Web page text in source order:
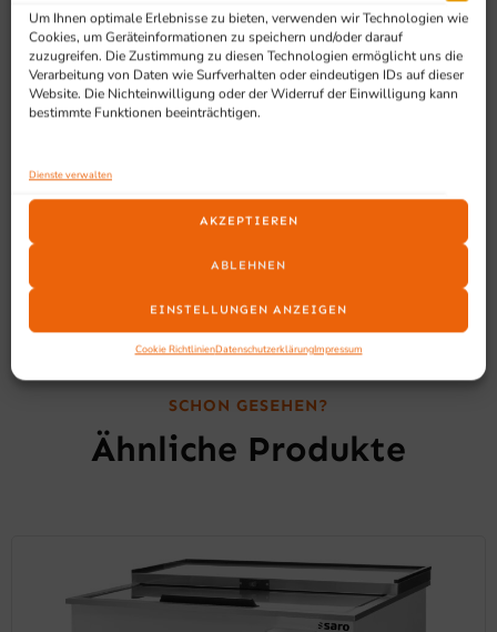
Um Ihnen optimale Erlebnisse zu bieten, verwenden wir Technologien wie
Cookies, um Geräteinformationen zu speichern und/oder darauf
zuzugreifen. Die Zustimmung zu diesen Technologien ermöglicht uns die
Verarbeitung von Daten wie Surfverhalten oder eindeutigen IDs auf dieser
Website. Die Nichteinwilligung oder der Widerruf der Einwilligung kann
bestimmte Funktionen beeinträchtigen.
Dienste verwalten
AKZEPTIEREN
ABLEHNEN
EINSTELLUNGEN ANZEIGEN
Cookie RichtlinienDatenschutzerklärungImpressum
Kältezone
stufenlose Temperatureinstellung
Herausnehmbare Heizelemente ermöglichen eine
Problemlose Reinigung
Sicherheitsthermostat
Inhalt: 6 Liter
KEIN Vor-Ort Service
SCHON GESEHEN?
Ähnliche Produkte